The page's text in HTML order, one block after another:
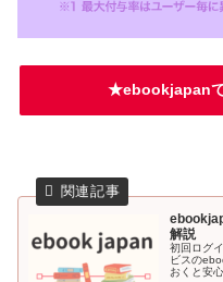
★ebookjapanで
解説
初回ログ
ビスの
おくと安